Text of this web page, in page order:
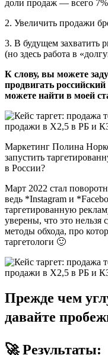
доли продаж — всего
2. Увеличить продажи
3. В будущем захватить
(но здесь работа в
К слову, вы можете
продвигать
можете найти в моей
Маркетинг Полина
запустить
в России?
Март 2022 стал
ведь *Instagram и
таргетированную
уверены, что это нельзя
методы обхода, про
таргетологи 🙂
Прежде чем
давайте
🚀 Результаты: